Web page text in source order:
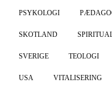
PSYKOLOGI
SKOTLAND
SVERIGE TEOLOGI
USA VITALISERING